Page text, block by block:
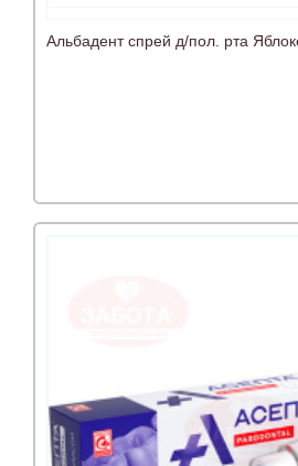
Альбадент спрей д/пол. рта